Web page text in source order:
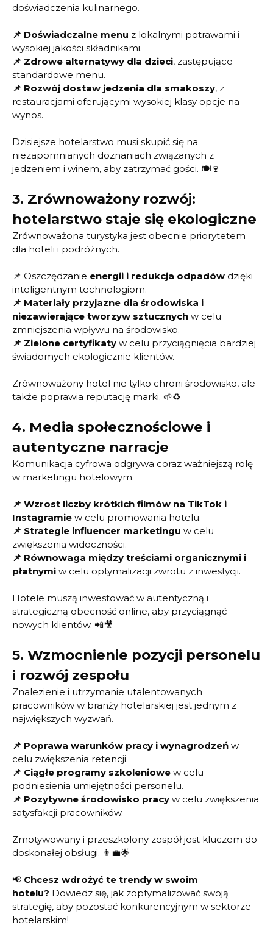
doświadczenia kulinarnego.
📌 Doświadczalne menu z lokalnymi potrawami i
wysokiej jakości składnikami.
📌 Zdrowe alternatywy dla dzieci, zastępujące
standardowe menu.
📌 Rozwój dostaw jedzenia dla smakoszy, z
restauracjami oferującymi wysokiej klasy opcje na
wynos.
Dzisiejsze hotelarstwo musi skupić się na
niezapomnianych doznaniach związanych z
jedzeniem i winem, aby zatrzymać gości. 🍽️🍷
3. Zrównoważony rozwój:
hotelarstwo staje się ekologiczne
Zrównoważona turystyka jest obecnie priorytetem
dla hoteli i podróżnych.
📌 Oszczędzanie energii i redukcja odpadów dzięki
inteligentnym technologiom.
📌 Materiały przyjazne dla środowiska i
niezawierające tworzyw sztucznych w celu
zmniejszenia wpływu na środowisko.
📌 Zielone certyfikaty w celu przyciągnięcia bardziej
świadomych ekologicznie klientów.
Zrównoważony hotel nie tylko chroni środowisko, ale
także poprawia reputację marki. 🌱♻️
4. Media społecznościowe i
autentyczne narracje
Komunikacja cyfrowa odgrywa coraz ważniejszą rolę
w marketingu hotelowym.
📌 Wzrost liczby krótkich filmów na TikTok i
Instagramie w celu promowania hotelu.
📌 Strategie influencer marketingu w celu
zwiększenia widoczności.
📌 Równowaga między treściami organicznymi i
płatnymi w celu optymalizacji zwrotu z inwestycji.
Hotele muszą inwestować w autentyczną i
strategiczną obecność online, aby przyciągnąć
nowych klientów. 📲🎥
5. Wzmocnienie pozycji personelu
i rozwój zespołu
Znalezienie i utrzymanie utalentowanych
pracowników w branży hotelarskiej jest jednym z
największych wyzwań.
📌 Poprawa warunków pracy i wynagrodzeń w
celu zwiększenia retencji.
📌 Ciągłe programy szkoleniowe w celu
podniesienia umiejętności personelu.
📌 Pozytywne środowisko pracy w celu zwiększenia
satysfakcji pracowników.
Zmotywowany i przeszkolony zespół jest kluczem do
doskonałej obsługi. 👨‍💼🌟
📢 Chcesz wdrożyć te trendy w swoim
hotelu? Dowiedz się, jak zoptymalizować swoją
strategię, aby pozostać konkurencyjnym w sektorze
hotelarskim!